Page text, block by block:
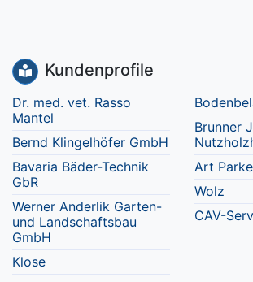
Kundenprofile
Dr. med. vet. Rasso
Mantel
Bernd Klingelhöfer GmbH
Bavaria Bäder-Technik
GbR
Werner Anderlik Garten-
und Landschaftsbau
GmbH
Klose
Brunner
Art
Wolz
CAV-